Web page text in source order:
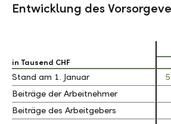
Entwicklung des
in Tausend CHF
Stand am 1. Januar
Beiträge der Arbeitnehmer
Beiträge des Arbeitgebers
in Tausend CHF
Stand am 1. Januar
Beiträge der Arbeitnehmer
Beiträge des Arbeitgebers